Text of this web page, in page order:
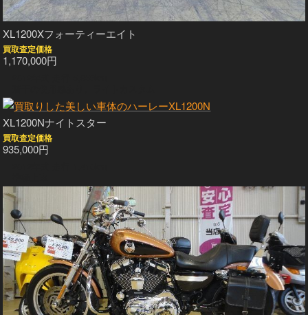
XL1200Xフォーティーエイト
買取査定価格
1,170,000円
XL1200Nナイトスター
買取査定価格
935,000円